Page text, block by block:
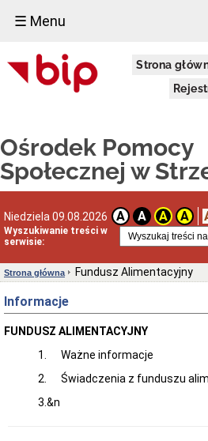
☰ Menu
Strona
Ośrodek Pomocy
Społecznej w
Niedziela 09.08.2026 A A A A
Wyszukiwanie treści w
serwisie:
Informacje
ogólne
Dane
zadania
Statut
prawny
Sprawozdanie
działalności
za
rok
Sprawozdanie
działalności
za
rok
Sprawozdanie
działalności
Strona główna Fundusz Alimentacyjny
Informacje
FUNDUSZ ALIMENTACYJNY
1. Ważne informacje
2. Świadczenia z funduszu
3.&n